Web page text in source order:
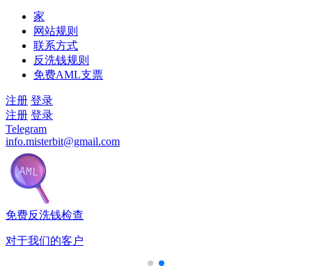
家
网站规则
联系方式
反洗钱规则
免费AML支票
注册 登录
注册 登录
Telegram
info.misterbit@gmail.com
免费反洗钱检查
对于我们的客户